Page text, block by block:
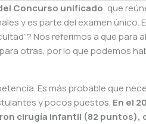
Concurso unificado, que
y es parte del examen único.
Nos referimos a que para
otras, por lo que podemos
Es más probable que
y pocos puestos. En el
cirugía infantil (82 puntos),